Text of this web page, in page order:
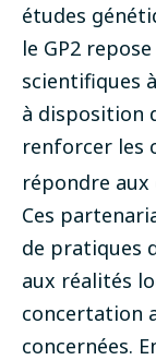
études
le GP2
scientifiques
à disposition
renforcer les
répondre
Ces
de pratiques
aux réalités
concertation
concernées.